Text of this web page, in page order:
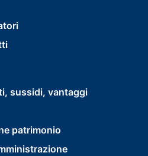
sussidi, vantaggi
patrimonio